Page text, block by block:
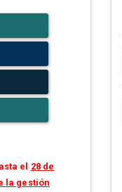
el 28 de
la gestión